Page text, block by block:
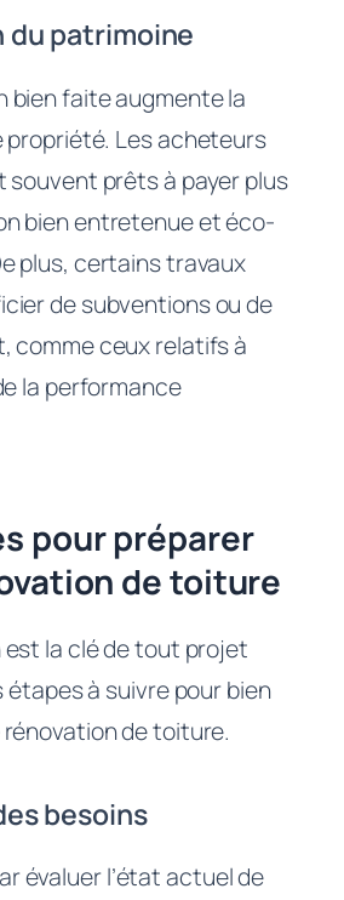
du patrimoine
bien faite augmente la
propriété. Les acheteurs
prêts à payer plus
bien entretenue et éco-
plus, certains travaux
de subventions ou de
comme ceux relatifs à
la performance
pour préparer
de toiture
la clé de tout projet
étapes à suivre pour bien
de toiture.
besoins
évaluer l’état actuel de